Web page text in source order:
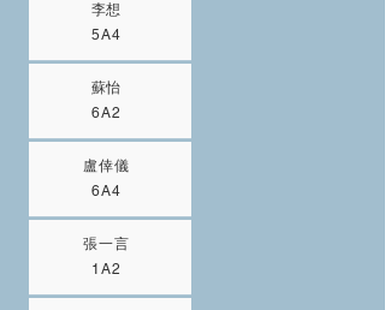
李想
5A4
蘇怡
6A2
盧倖儀
6A4
張一言
1A2